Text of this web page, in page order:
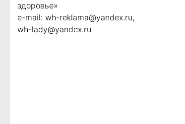
здоровье»
e-mail: wh-reklama@yandex.ru,
wh-lady@yandex.ru